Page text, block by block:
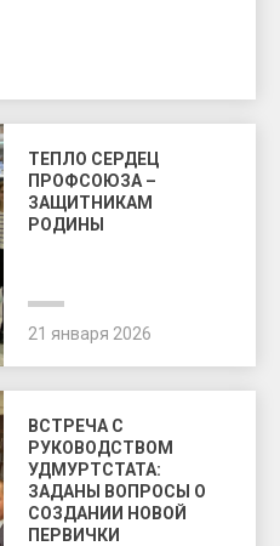
ТЕПЛО СЕРДЕЦ
ПРОФСОЮЗА –
ЗАЩИТНИКАМ
РОДИНЫ
21 января 2026
ВСТРЕЧА С
РУКОВОДСТВОМ
УДМУРТСТАТА:
ЗАДАНЫ ВОПРОСЫ О
СОЗДАНИИ НОВОЙ
ПЕРВИЧКИ